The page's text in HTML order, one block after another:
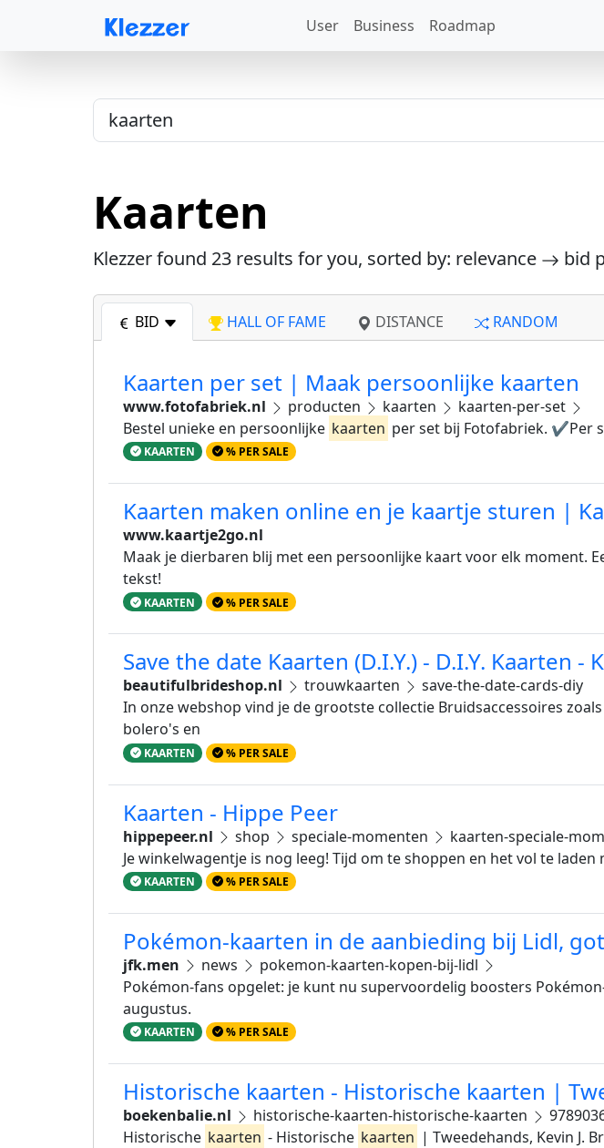
User Business Roadmap
Kaarten
Klezzer found 23 results for you, sorted by: relevance bid
BID HALL OF FAME DISTANCE RANDOM
Kaarten per set | Maak persoonlijke kaarten
www.fotofabriek.nl producten kaarten
kaarten-per-set
Bestel unieke en persoonlijke kaarten per set bij Fotofabriek. ✔️Per
KAARTEN % PER SALE
Kaarten maken online en je kaartje sturen |
www.kaartje2go.nl
Maak je dierbaren blij met een persoonlijke kaart voor elk moment.
tekst!
KAARTEN % PER SALE
Save the date Kaarten (D.I.Y.) - D.I.Y. Kaarten -
beautifulbrideshop.nl trouwkaarten
save-the-date-cards-diy
In onze webshop vind je de grootste collectie Bruidsaccessoires
bolero's en
KAARTEN % PER SALE
Kaarten - Hippe Peer
hippepeer.nl shop speciale-momenten
kaarten-speciale-
Je winkelwagentje is nog leeg! Tijd om te shoppen en het vol te
KAARTEN % PER SALE
Pokémon-kaarten in de aanbieding bij Lidl,
jfk.men news
pokemon-kaarten-kopen-bij-lidl
Pokémon-fans opgelet: je kunt nu supervoordelig boosters
augustus.
KAARTEN % PER SALE
Historische kaarten - Historische kaarten |
boekenbalie.nl historische-kaarten-historische-kaarten
Historische kaarten - Historische kaarten | Tweedehands, Kevin J.